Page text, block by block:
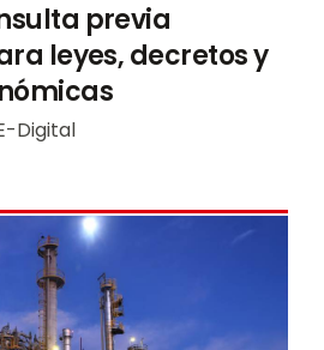
previa
leyes, decretos y
Digital